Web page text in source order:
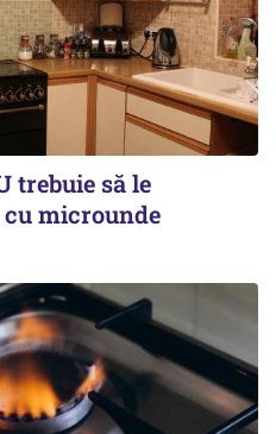
trebuie să le
microunde